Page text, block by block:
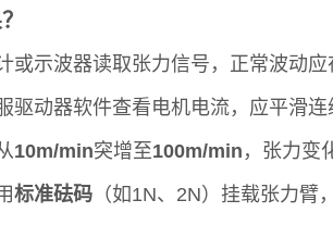
或示波器读取张力信号，正常波动应
驱动器软件查看电机电流，应平滑
10m/min突增至100m/min ，张力变
标准砝码 （如1N、2N）挂载张力臂